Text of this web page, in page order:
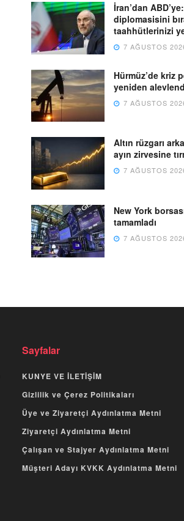
İran’dan
diplomasisini
taahhütlerinizi
7 AĞUSTOS
Hürmüz’de kriz
yeniden
7 AĞUSTOS
Altın rüzgarı
ayın zirvesine
7 AĞUSTOS
New York
tamamladı
7 AĞUSTOS
Sayfalar
KUNYE VE İLETİŞİM
Gizlilik ve Çerez Politikaları
Üye ve Ziyaretçi Aydınlatma Metni
Ziyaretçi Aydınlatma Metni
Çalışan ve Stajyer Aydınlatma Metni
Müşteri Adayı KVKK Aydınlatma Metni